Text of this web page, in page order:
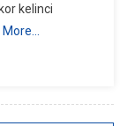
Ronin
kelinci